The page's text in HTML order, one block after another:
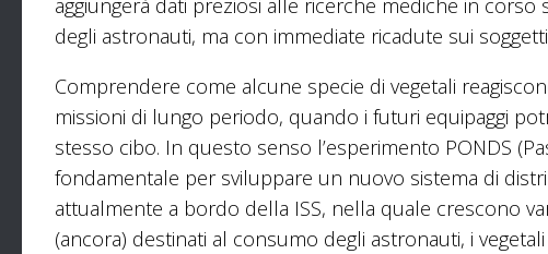
aggiungerà dati preziosi alle ricerche mediche in
degli astronauti, ma con immediate ricadute sui
Comprendere come alcune specie di vegetali
missioni di lungo periodo, quando i futuri equipaggi
stesso cibo. In questo senso l’esperimento PONDS
fondamentale per sviluppare un nuovo sistema di
attualmente a bordo della ISS, nella quale crescono
(ancora) destinati al consumo degli astronauti, i